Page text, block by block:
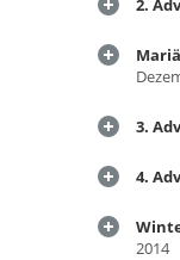
2.
3.
4.
2014